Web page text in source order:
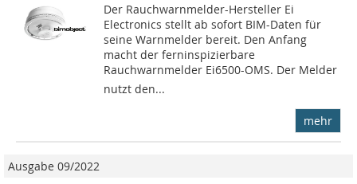
Der Rauchwarnmelder-Hersteller Ei
Electronics stellt ab sofort BIM-Daten für
seine Warnmelder bereit. Den Anfang
macht der ferninspizierbare
Rauchwarnmelder Ei6500-OMS. Der Melder
nutzt den...
mehr
Ausgabe 09/2022